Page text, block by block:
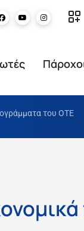
του ΟΤΕ